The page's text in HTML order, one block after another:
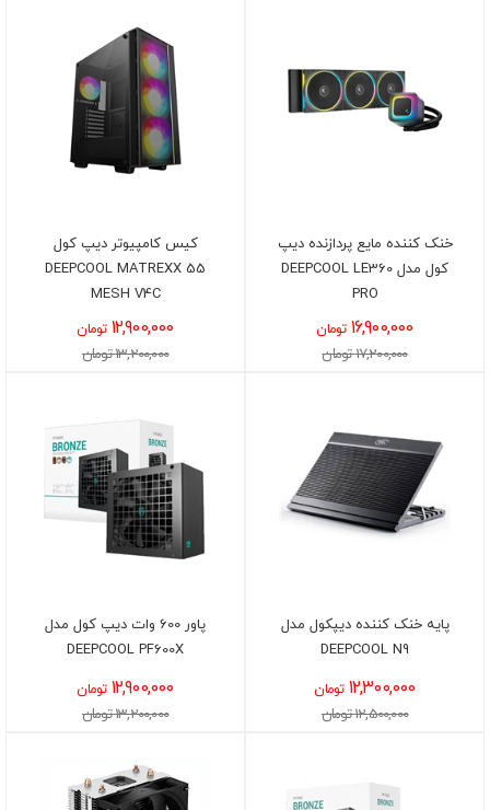
خنک کننده مایع پردازنده دیپ
کول مدل DEEPCOOL LE360
PRO
16,900,000 تومان
17,200,000 تومان
کیس کامپیوتر دیپ کول
DEEPCOOL MATREXX 55
MESH V4C
12,900,000 تومان
13,200,000 تومان
پایه خنک کننده دیپکول مدل
DEEPCOOL N9
12,300,000 تومان
12,500,000 تومان
پاور 600 وات دیپ کول مدل
DEEPCOOL PF600X
12,900,000 تومان
13,200,000 تومان